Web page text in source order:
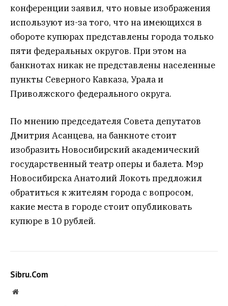
конференции заявил, что новые изображения
используют из-за того, что на имеющихся в
обороте купюрах представлены города только
пяти федеральных округов. При этом на
банкнотах никак не представлены населенные
пункты Северного Кавказа, Урала и
Приволжского федерального округа.
По мнению председателя Совета депутатов
Дмитрия Асанцева, на банкноте стоит
изобразить Новосибирский академический
государственный театр оперы и балета. Мэр
Новосибирска Анатолий Локоть предложил
обратиться к жителям города с вопросом,
какие места в городе стоит опубликовать
купюре в 10 рублей.
Sibru.Com
Website